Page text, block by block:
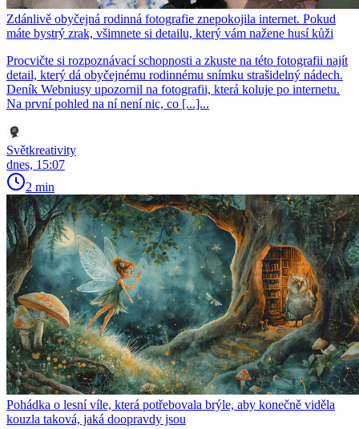
Zdánlivě obyčejná rodinná fotografie znepokojila internet. Pokud
máte bystrý zrak, všimnete si detailu, který vám nažene husí kůži
Procvičte si rozpoznávací schopnosti a zkuste na této fotografii najít
detail, který dá obyčejnému rodinnému snímku strašidelný nádech.
Deník Webniusy upozornil na fotografii, která koluje po internetu.
Na první pohled na ní není nic, co [...]...
Světkreativity
dnes, 15:07
2 min
Pohádka o lesní víle, která potřebovala brýle, aby konečně viděla
kouzla taková, jaká doopravdy jsou